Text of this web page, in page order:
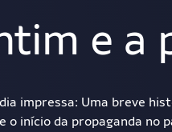
e a
impressa: Uma breve
o início da propaganda no